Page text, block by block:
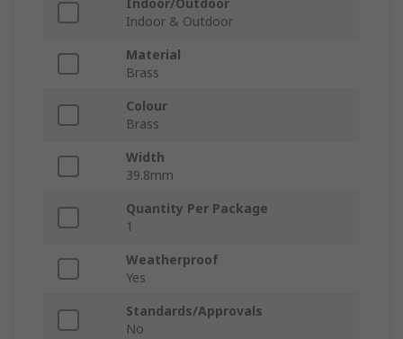
Indoor/Outdoor
Indoor & Outdoor
Material
Brass
Colour
Brass
Width
39.8mm
Quantity Per Package
1
Weatherproof
Yes
Standards/Approvals
No